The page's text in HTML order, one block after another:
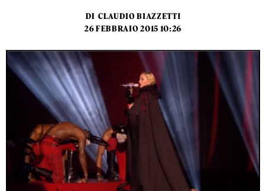
DI CLAUDIO BIAZZETTI
26 FEBBRAIO 2015 10:26